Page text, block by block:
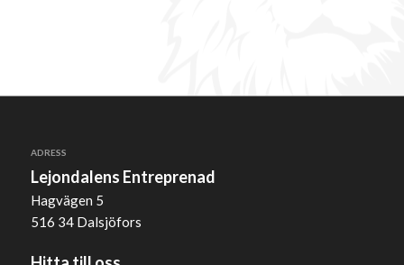
ADRESS
Lejondalens Entreprenad
Hagvägen 5
516 34 Dalsjöfors